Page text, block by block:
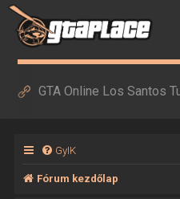
GTA Online Los Santos
GyIK
Fórum kezdőlap